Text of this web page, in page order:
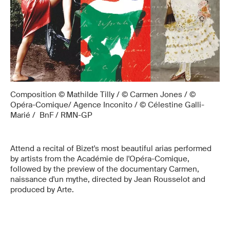
Composition © Mathilde Tilly / © Carmen Jones / ©
Opéra-Comique/ Agence Inconito / © Célestine Galli-
Marié / BnF / RMN-GP
Attend a recital of Bizet's most beautiful arias performed
by artists from the Académie de l'Opéra-Comique,
followed by the preview of the documentary Carmen,
naissance d'un mythe, directed by Jean Rousselot and
produced by Arte.